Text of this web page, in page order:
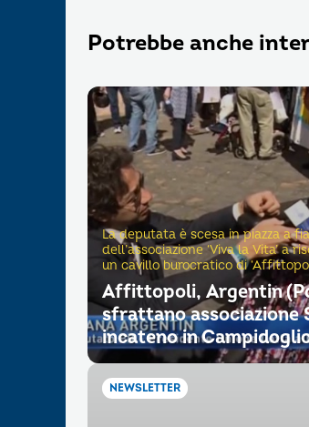
Potrebbe anche
La deputata è scesa in piazza a
dell’associazione ‘Viva la Vita’ a
un cavillo burocratico di
Affittopoli, Argentin
sfrattano associazione
incateno in
NEWSLETTER